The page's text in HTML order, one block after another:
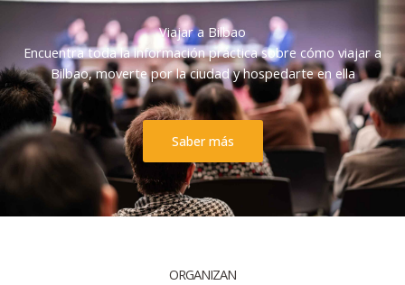
Viajar a Bilbao
Encuentra toda la información práctica sobre cómo viajar a
Bilbao, moverte por la ciudad y hospedarte en ella
Saber más
ORGANIZAN